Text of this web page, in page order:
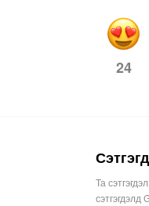
24
Та
сэтгэгдэлд